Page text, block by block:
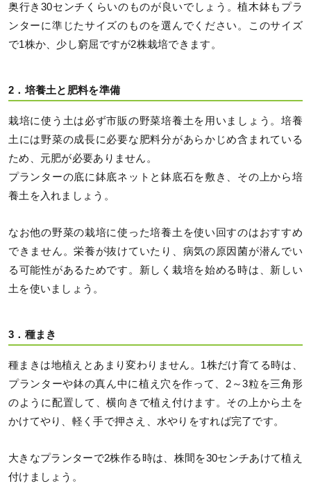
奥行き30センチくらいのものが良いでしょう。植木鉢もプラ
ンターに準じたサイズのものを選んでください。このサイズ
で1株か、少し窮屈ですが2株栽培できます。
2．培養土と肥料を準備
栽培に使う土は必ず市販の野菜培養土を用いましょう。培養
土には野菜の成長に必要な肥料分があらかじめ含まれている
ため、元肥が必要ありません。
プランターの底に鉢底ネットと鉢底石を敷き、その上から培
養土を入れましょう。
なお他の野菜の栽培に使った培養土を使い回すのはおすすめ
できません。栄養が抜けていたり、病気の原因菌が潜んでい
る可能性があるためです。新しく栽培を始める時は、新しい
土を使いましょう。
3．種まき
種まきは地植えとあまり変わりません。1株だけ育てる時は、
プランターや鉢の真ん中に植え穴を作って、2～3粒を三角形
のように配置して、横向きで植え付けます。その上から土を
かけてやり、軽く手で押さえ、水やりをすれば完了です。
大きなプランターで2株作る時は、株間を30センチあけて植え
付けましょう。